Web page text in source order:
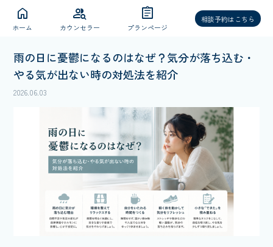
home
ホーム
group_search
カウンセラー
assignment
プランページ
相談予約はこちら
雨の日に憂鬱になるのはなぜ？気分が落ち込む・
やる気が出ない時の対処法を紹介
2026.06.03